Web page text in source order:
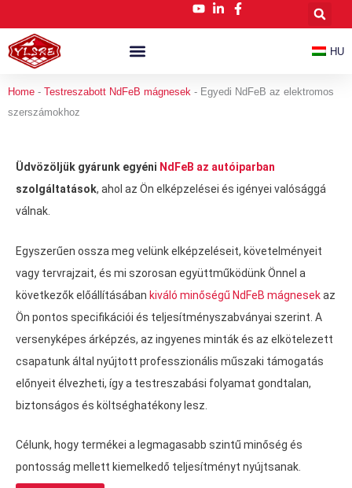
tartalomra
HU
Home - Testreszabott NdFeB mágnesek - Egyedi NdFeB az elektromos
szerszámokhoz
Üdvözöljük gyárunk egyéni NdFeB az autóiparban
szolgáltatások, ahol az Ön elképzelései és igényei valósággá
válnak.
Egyszerűen ossza meg velünk elképzeléseit, követelményeit
vagy tervrajzait, és mi szorosan együttműködünk Önnel a
következők előállításában kiváló minőségű NdFeB mágnesekaz
Ön pontos specifikációi és teljesítményszabványai szerint. A
versenyképes árképzés, az ingyenes minták és az elkötelezett
csapatunk által nyújtott professzionális műszaki támogatás
előnyeit élvezheti, így a testreszabási folyamat gondtalan,
biztonságos és költséghatékony lesz.
Célunk, hogy termékei a legmagasabb szintű minőség és
pontosság mellett kiemelkedő teljesítményt nyújtsanak.